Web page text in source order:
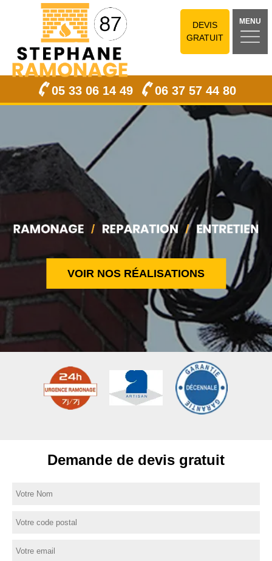
DEVIS
GRATUIT
MENU
05 33 06 14 49 06 37 57 44 80
VOIR NOS RÉALISATIONS
Demande de devis gratuit